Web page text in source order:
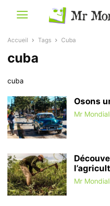
Accueil Tags Cuba
cuba
cuba
Osons
Mr
Mr